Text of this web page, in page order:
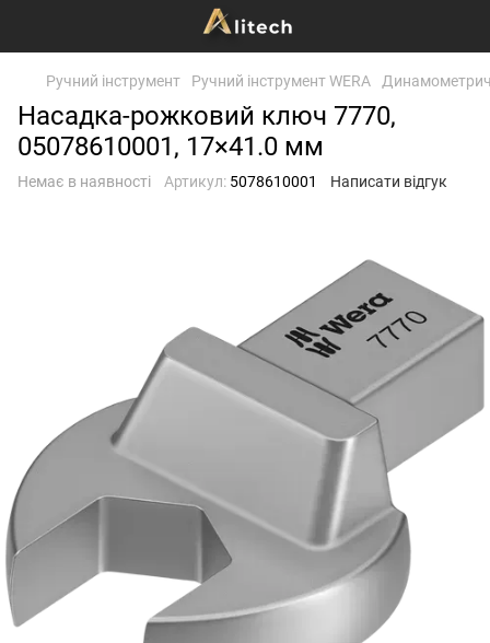
Ручний інструмент Ручний інструмент WERA
Насадка-рожковий ключ 7770,
05078610001, 17×41.0 мм
Немає в наявності Артикул: 5078610001 Написати відгук